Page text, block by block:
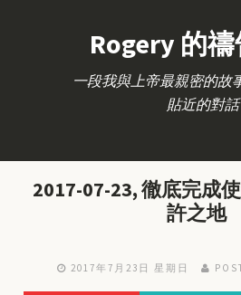
Rogery 的
一段我與上帝最親密的故
貼近的對話
2017-07-23, 徹底完成
許之地
2017年7月23日 星期日